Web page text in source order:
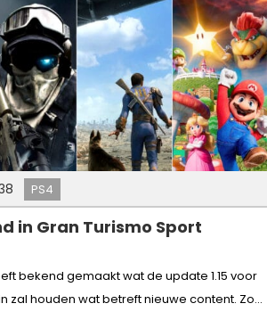
PS4
in Gran Turismo Sport
bekend gemaakt wat de update 1.15 voor
zal houden wat betreft nieuwe content. Zo...